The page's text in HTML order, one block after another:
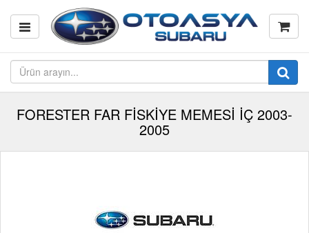
FORESTER FAR FİSKİYE MEMESİ İÇ 2003-
2005